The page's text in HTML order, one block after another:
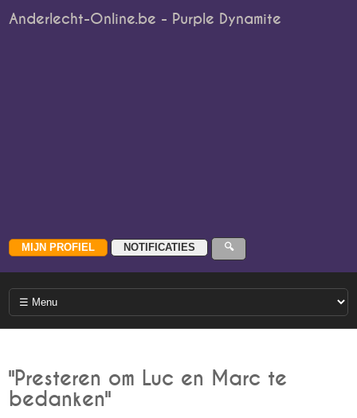
Anderlecht-Online.be - Purple Dynamite
"Presteren om Luc en Marc te
bedanken"